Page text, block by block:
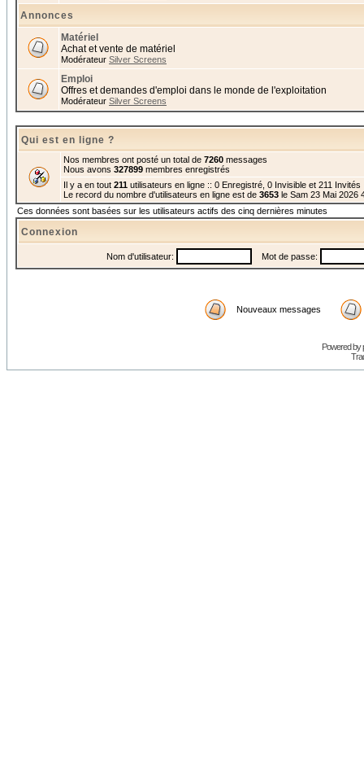
Annonces
Matériel
Achat et vente de matériel
Modérateur Silver Screens
Emploi
Offres et demandes d'emploi dans le monde de l'exploitation
Modérateur Silver Screens
Qui est en ligne ?
Nos membres ont posté un total de 7260 messages
Nous avons 327899 membres enregistrés
Il y a en tout 211 utilisateurs en ligne :: 0 Enregistré, 0 Invisible et 211
Le record du nombre d'utilisateurs en ligne est de 3653 le Sam 23 Mai 2026
Ces données sont basées sur les utilisateurs actifs des cinq dernières minutes
Connexion
Nom d'utilisateur: Mot de passe:
Nouveaux messages
Powered by